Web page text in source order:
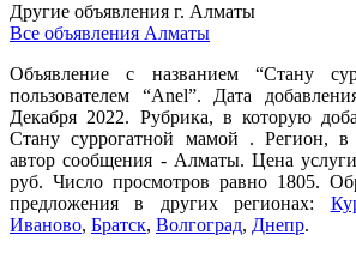
Другие объявления г. Алматы
Все объявления Алматы
Объявление с названием “Стану
пользователем “Anel”. Дата
Декабря 2022. Рубрика, в которую
Cтану суррогатной мамой . Регион, в
автор сообщения - Алматы. Цена услуги
руб. Число просмотров равно 1805.
предложения в других регионах:
Иваново, Братск, Волгоград, Днепр.